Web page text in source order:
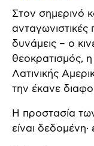
Στον σημερινό
ανταγωνιστικές
δυνάμεις – ο
θεοκρατισμός,
Λατινικής
την έκανε
Η προστασία
είναι δεδομένη·